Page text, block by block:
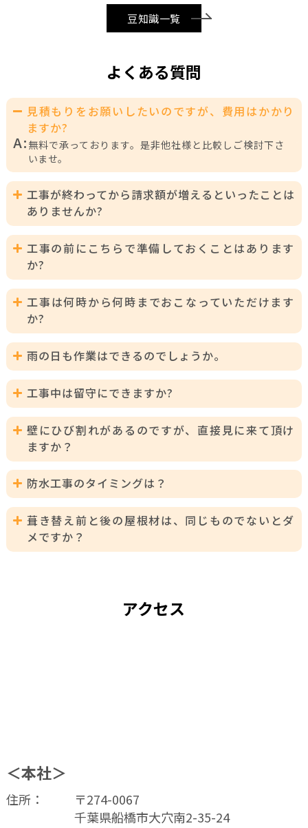
豆知識一覧
よくある質問
見積もりをお願いしたいのですが、費用はかかり
ますか?
A: 無料で承っております。是非他社様と比較しご検討下さ
いませ。
工事が終わってから請求額が増えるといったことは
ありませんか?
A:オーネストリフォームでは、お見積もり範囲内での工事
に関しては一切の追加費用を頂いておりません。
ただし、工事の進行中にお見積もり範囲外での不具合が
発見された場合には、その部位をお客様にもご確認頂
き、同意を頂いた後に施工を行なっています。
工事の前にこちらで準備しておくことはあります
か?
A:大事なものや壊れてはいけないものなどがありました
ら、事前に移動して頂けると幸いです。
工事は何時から何時までおこなっていただけます
か?
A:季節により異なりますが、朝8時から夕方6時ごろまで作
業をおこないます。
また、集合住宅にお住まいの方は、管理組合様よりのご
指示の時間帯に対応させて頂く場合もあります。
雨の日も作業はできるのでしょうか。
A:雨の日に関しては作業を進めることができません。
天候により工期や作業日程に変更がある場合もございま
すのでご了承下さい。
工事中は留守にできますか?
A:外装工事の場合、ほとんどが外の仕事ですので、ご不在
でも工事を進める事が出来ます。
また、過去には工事中を狙ってご旅行なさった方もいら
っしゃいましたが、全く問題ありませんでした。ただ
し、お出かけ時の施錠はしっかりとお願いいたします。
ちなみに、工事の際にぜひ欲しいのは「水道」と「電
気」となります。
壁にひび割れがあるのですが、直接見に来て頂け
ますか？
A:はい。無料で現地調査を行ってますのでご安心ください
ませ。
防水工事のタイミングは？
A:環境によっても異なりますが、一般的には10年が大まか
な目安とされています。
しかし、10年経っていなから大丈夫、10年経過したから
かならずやらなければならないといったことではありま
葺き替え前と後の屋根材は、同じものでないとダ
メですか？
アクセス
＜本社＞
住所：
〒274-0067
千葉県船橋市大穴南2-35-24